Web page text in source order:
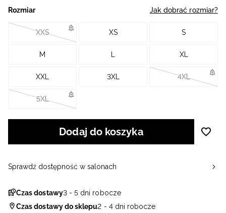
Rozmiar Jak dobrać rozmiar?
XXS XS S
M L XL
XXL 3XL 4XL
5XL
Dodaj do koszyka
Czas dostawy3 - 5 dni robocze
Czas dostawy do sklepu2 - 4 dni robocze
Sprawdź dostępność w salonach